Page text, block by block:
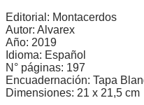
Editorial: Montacerdos
Autor: Alvarex
Año: 2019
Idioma: Español
N° páginas: 197
Encuadernación: Tapa
Dimensiones: 21 x 21,5 cm